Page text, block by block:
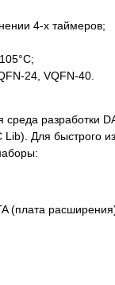
4-х таймеров;
24, VQFN-40.
среда разработки
Для быстрого
(плата